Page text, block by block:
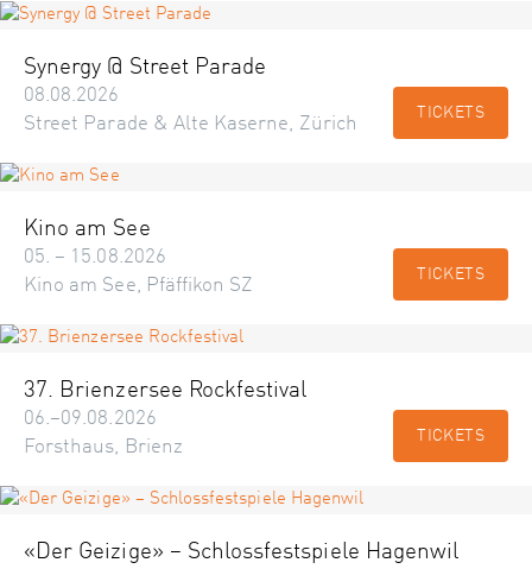
Synergy @ Street Parade
08.08.2026
Street Parade & Alte Kaserne, Zürich
TICKETS
Kino am See
05. – 15.08.2026
Kino am See, Pfäffikon SZ
TICKETS
37. Brienzersee Rockfestival
06.–09.08.2026
Forsthaus, Brienz
TICKETS
«Der Geizige» – Schlossfestspiele Hagenwil